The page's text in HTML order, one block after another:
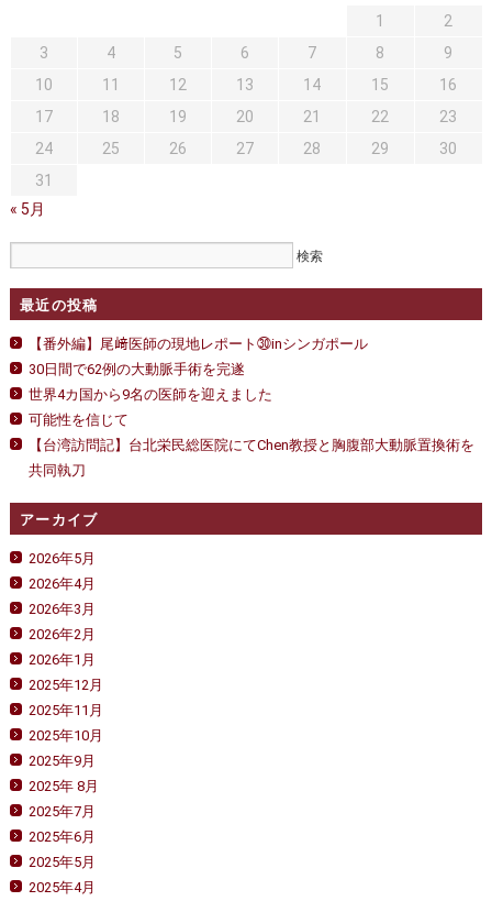
1
2
3
4 5 6 7 8
9
10
11 12 13 14 15
16
17
18 19 20 21 22
23
24
25 26 27 28 29
30
31
« 5月
最近の投稿
【番外編】尾﨑医師の現地レポート㉚inシンガポール
30日間で62例の大動脈手術を完遂
世界4カ国から9名の医師を迎えました
可能性を信じて
【台湾訪問記】台北栄民総医院にてChen教授と胸腹部大動脈置換術を
共同執刀
アーカイブ
2026年5月
2026年4月
2026年3月
2026年2月
2026年1月
2025年12月
2025年11月
2025年10月
2025年9月
2025年 8月
2025年7月
2025年6月
2025年5月
2025年4月